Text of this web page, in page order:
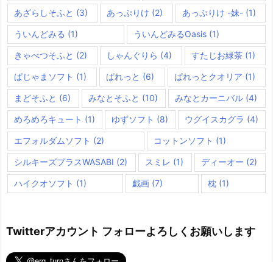
あざらしそふと (3) あっぷりけ (2) あっぷりけ -妹-(1)
ういんどみる (1) ういんどみるOasis (1)
きゃべつそふと (2) しゃんぐりら (4) すたじお緑茶 (1)
ぱじゃまソフト (1) ぱれっと (6) ぱれっとクオリア (1)
まどそふと (6) みなとそふと (10) みなとカーニバル (4)
めろめろキュート (1) ゆずソフト (8) ウグイスカグラ (4)
エフォルダムソフト (2) コットンソフト (1)
シルキーズプラスWASABI (2) スミレ (1) ディーオー (2)
ハイクオソフト (1) 戯画(7) 枕 (1)
Twitterアカウント フォローよろしくお願いします